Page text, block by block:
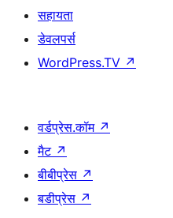
सहायता
डेवलपर्स
WordPress.TV ↗
वर्डप्रेस.कॉम ↗
मैट ↗
बीबीप्रेस ↗
बडीप्रेस ↗